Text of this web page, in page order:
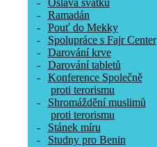
-
Oslava svátků
-
Ramadán
-
Pouť do Mekky
-
Spolupráce s Fajr Center
-
Darování krve
-
Darování tabletů
-
Konference Společně
proti terorismu
-
Shromáždění muslimů
proti terorismu
-
Stánek míru
-
Studny pro Benin